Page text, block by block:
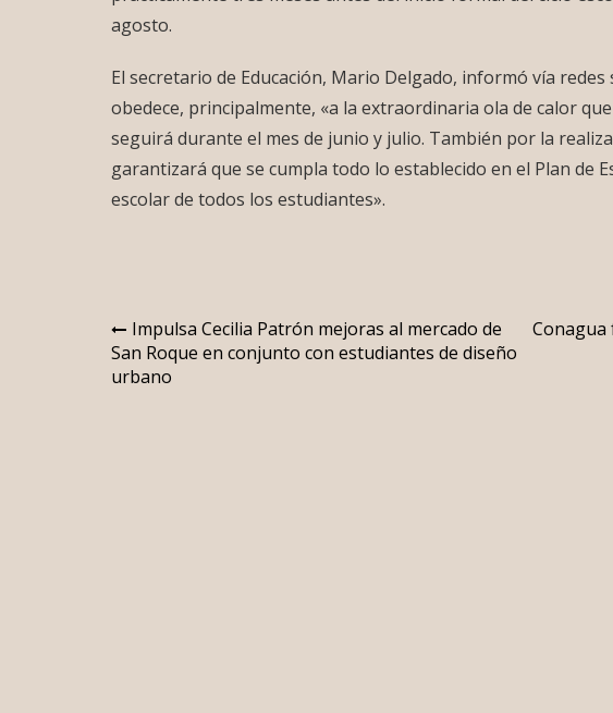
agosto.
El secretario de Educación, Mario Delgado, informó vía redes
obedece, principalmente, «a la extraordinaria ola de calor
seguirá durante el mes de junio y julio. También por la
garantizará que se cumpla todo lo establecido en el Plan de
escolar de todos los estudiantes».
Navegación
de
Impulsa Cecilia Patrón mejoras al mercado de
San Roque en conjunto con estudiantes de diseño
urbano
Conagua